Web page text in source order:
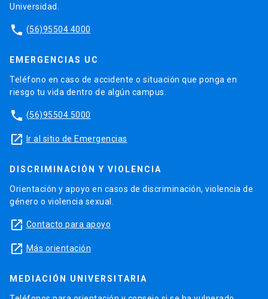
Universidad.
phone (56)95504 4000
EMERGENCIAS UC
Teléfono en caso de accidente o situación que ponga en
riesgo tu vida dentro de algún campus.
phone (56)95504 5000
launch Ir al sitio de Emergencias
DISCRIMINACIÓN Y VIOLENCIA
Orientación y apoyo en casos de discriminación, violencia de
género o violencia sexual.
launch Contacto para apoyo
launch Más orientación
MEDIACIÓN UNIVERSITARIA